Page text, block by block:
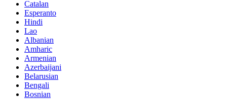
Catalan
Esperanto
Hindi
Lao
Albanian
Amharic
Armenian
Azerbaijani
Belarusian
Bengali
Bosnian